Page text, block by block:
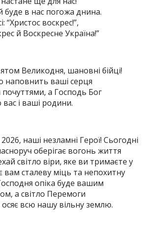
буде в нас погожа днина.
“Христос воскрес!”,
й Воскресне Україна!”
Великодня, шановні бійці!
наповнить ваші серця
а Господь Бог
вас і ваші родини.
наші незламні Герої! Сьогодні
оберігає вогонь життя
світло віри, яке ви тримаєте у
вам сталеву міць та непохитну
опіка буде вашим
а світло Перемоги
всю нашу вільну землю.